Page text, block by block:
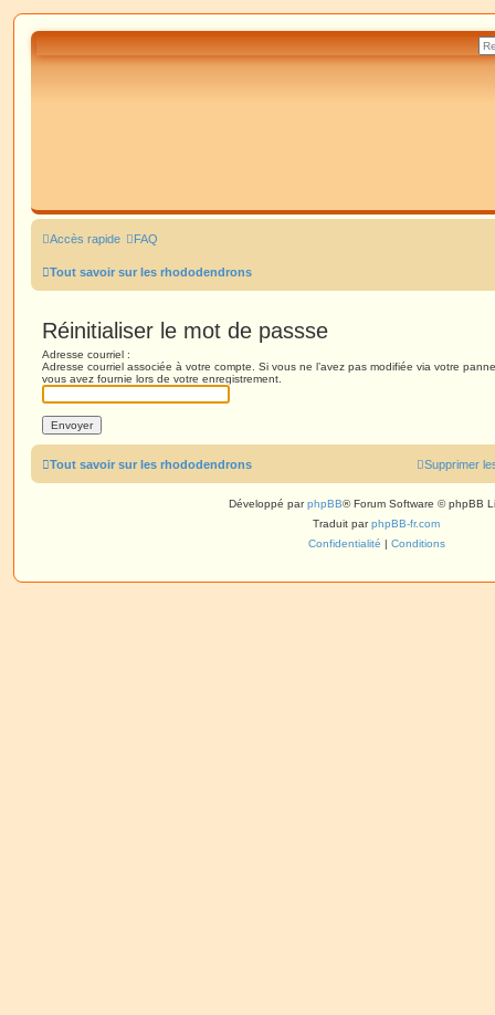
Accès rapide FAQ
Tout savoir sur les rhododendrons
Réinitialiser le mot de passse
Adresse courriel :
Adresse courriel associée à votre compte. Si vous ne l’avez pas modifiée via votre
vous avez fournie lors de votre enregistrement.
Tout savoir sur les rhododendrons Supprimer
Développé parphpBB® Forum Software © phpBB
Traduit parphpBB-fr.com
Confidentialité | Conditions